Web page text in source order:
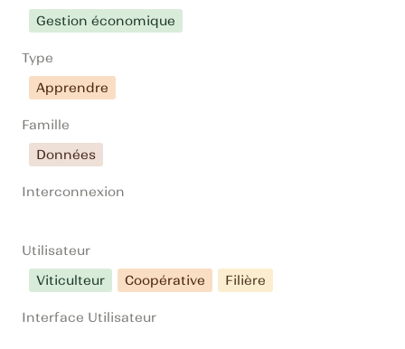
Gestion économique
Type
Apprendre
Famille
Données
Interconnexion
Utilisateur
Viticulteur
Coopérative Filière
Interface Utilisateur